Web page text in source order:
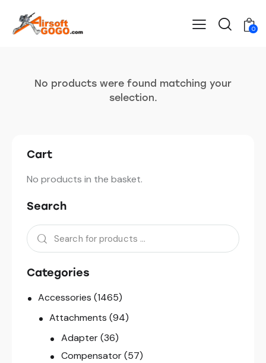
0
No products were found matching your
selection.
Cart
No products in the basket.
Search
Categories
Accessories (1465)
Attachments (94)
Adapter (36)
Compensator (57)